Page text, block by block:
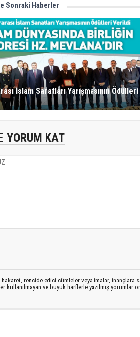
Sonraki Haberler
İslam Sanatları Yarışmasının Ödülleri
YORUM KAT
rencide edici cümleler veya imalar, inançlara
kullanılmayan ve büyük harflerle yazılmış yorumlar